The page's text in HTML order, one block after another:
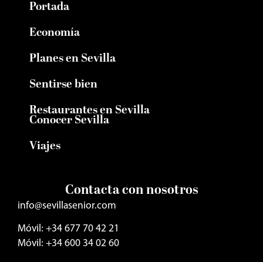
Portada
Economía
Planes en Sevilla
Sentirse bien
Restaurantes en Sevilla
Conocer Sevilla
Viajes
Contacta con nosotros
info@sevillasenior.com
Móvil: +34 677 70 42 21
Móvil: +34 600 34 02 60